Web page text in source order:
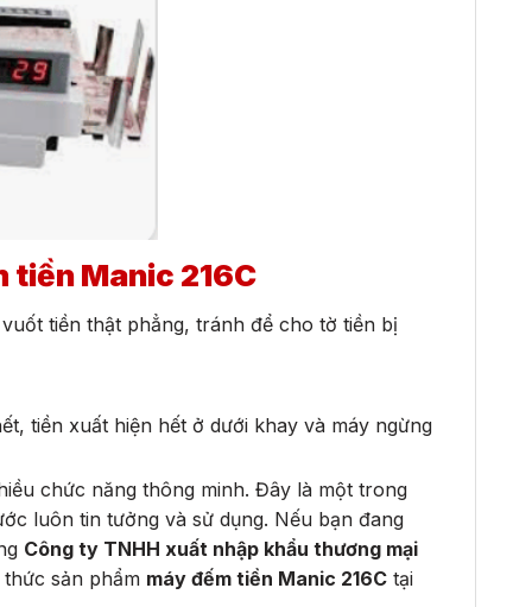
tiền Manic 216C
tiền thật phẳng, tránh để cho tờ tiền bị
tiền xuất hiện hết ở dưới khay và máy ngừng
chức năng thông minh. Đây là một trong
luôn tin tưởng và sử dụng. Nếu bạn đang
Công ty TNHH xuất nhập khẩu thương mại
sản phẩm máy đếm tiền Manic 216Ctại